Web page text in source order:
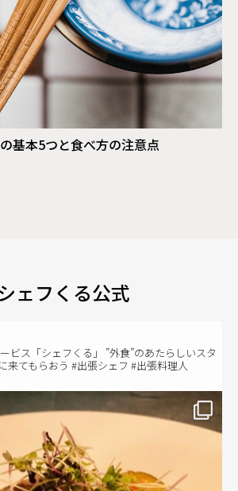
基本5つと食べ方の注意点
ェフくる公式
ビス「シェフくる」 ”外食”のあたらしいスタ
来てもらおう #出張シェフ #出張料理人